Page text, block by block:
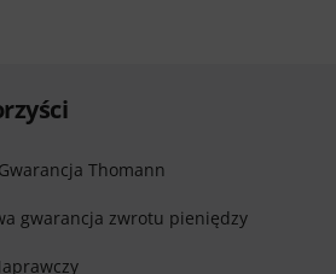
Thomann
gwarancja zwrotu pieniędzy